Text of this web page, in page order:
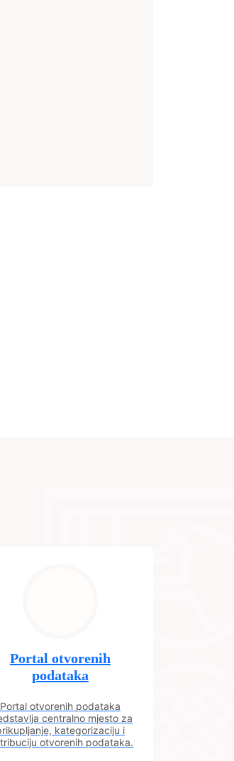
Portal otvorenih
podataka
Portal otvorenih podataka
centralno mjesto za
kategorizaciju i
otvorenih podataka.